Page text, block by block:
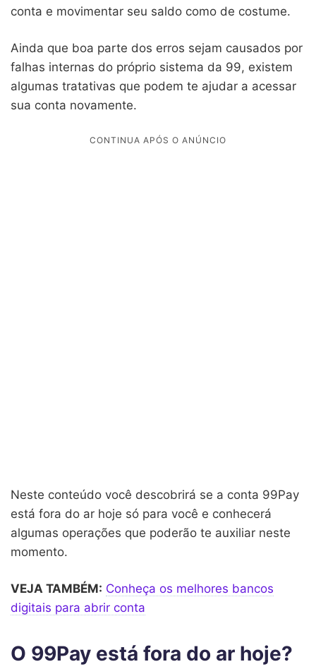
conta e movimentar seu saldo como de costume.
Ainda que boa parte dos erros sejam causados por
falhas internas do próprio sistema da 99, existem
algumas tratativas que podem te ajudar a acessar
sua conta novamente.
Neste conteúdo você descobrirá se a conta 99Pay
está fora do ar hoje só para você e conhecerá
algumas operações que poderão te auxiliar neste
momento.
VEJA TAMBÉM: Conheça os melhores bancos
digitais para abrir conta
O 99Pay está fora do ar hoje?